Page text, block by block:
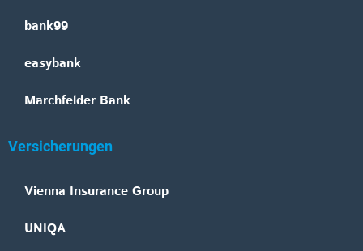
bank99
easybank
Marchfelder Bank
Versicherungen
Vienna Insurance Group
UNIQA